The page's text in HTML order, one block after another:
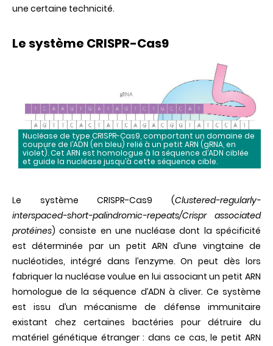
une certaine technicité.
Le système CRISPR-Cas9
Nucléase de type CRISPR-Cas9, comportant un domaine de
coupure de l’ADN (en bleu) relié à un petit ARN (gRNA, en
violet). Cet ARN est homologue à la séquence d’ADN ciblée
et guide la nucléase jusqu’à cette séquence cible.
Le systèmeCRISPR-Cas9 (Clustered-regularly-
interspaced-short-palindromic-repeats/Crispr associated
protéines) consiste en une nucléase dont la spécificité
est déterminée par un petit ARN d’une vingtaine de
nucléotides, intégré dans l’enzyme. On peut dès lors
fabriquer la nucléase voulue en lui associant un petit ARN
homologue de la séquence d’ADN à cliver. Ce système
est issu d’un mécanisme de défense immunitaire
existant chez certaines bactéries pour détruire du
matériel génétique étranger : dans ce cas, le petit ARN